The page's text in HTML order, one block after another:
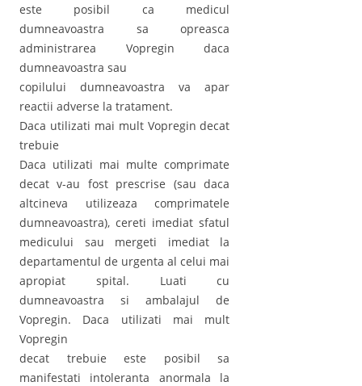
este posibil ca medicul
dumneavoastra sa opreasca
administrarea Vopregin daca
dumneavoastra sau
copilului dumneavoastra va apar
reactii adverse la tratament.
Daca utilizati mai mult Vopregin decat
trebuie
Daca utilizati mai multe comprimate
decat v-au fost prescrise (sau daca
altcineva utilizeaza comprimatele
dumneavoastra), cereti imediat sfatul
medicului sau mergeti imediat la
departamentul de urgenta al celui mai
apropiat spital. Luati cu
dumneavoastra si ambalajul de
Vopregin. Daca utilizati mai mult
Vopregin
decat trebuie este posibil sa
manifestati intoleranta anormala la